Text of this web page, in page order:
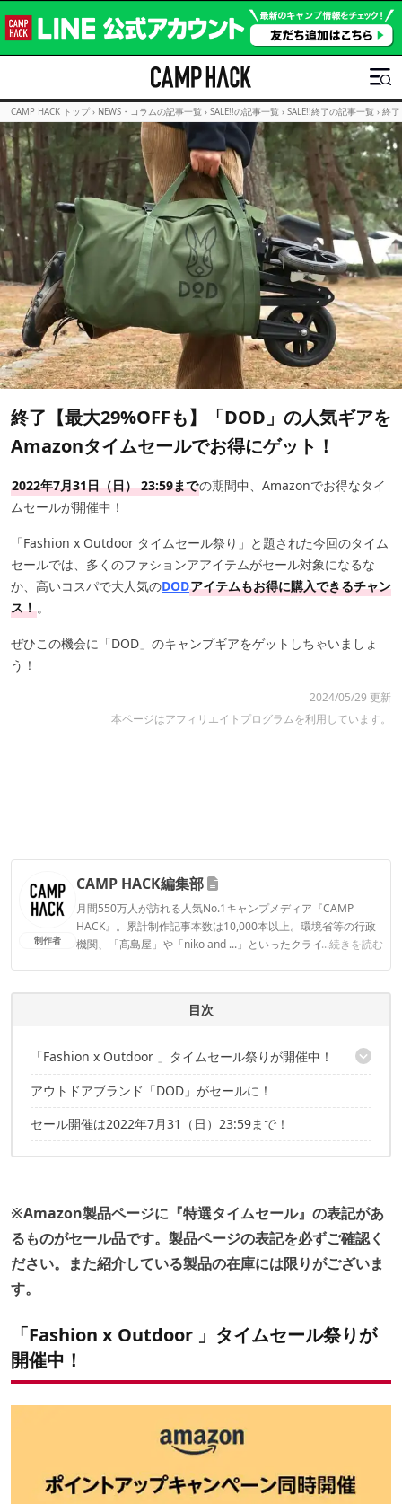
CAMP HACK トップ › NEWS・コラムの記事一覧 › SALE!!の記事一覧 › SALE!!終了の記事一覧 › 終了
終了【最大29%OFFも】「DOD」の人気ギアを
Amazonタイムセールでお得にゲット！
2022年7月31日（日） 23:59までの期間中、Amazonでお得なタイ
ムセールが開催中！
「Fashion x Outdoor タイムセール祭り」と題された今回のタイム
セールでは、多くのファションアアイテムがセール対象になるな
か、高いコスパで大人気のDODアイテムもお得に購入できるチャン
ス！。
ぜひこの機会に「DOD」のキャンプギアをゲットしちゃいましょ
う！
2024/05/29 更新
本ページはアフィリエイトプログラムを利用しています。
制作者
CAMP HACK編集部
月間550万人が訪れる人気No.1キャンプメディア『CAMP
HACK』。累計制作記事本数は10,000本以上。環境省等の行政
機関、「髙島屋」や「niko and ...」といったクライアントとの
...続きを読む
CAMP HACK編集部のプロフィール
目次
「Fashion x Outdoor 」タイムセール祭りが開催中！
「DOD」のアウトドアギアが登場！
アウトドアブランド「DOD」がセールに！
セール開催は2022年7月31（日）23:59まで！
※Amazon製品ページに『特選タイムセール』の表記があ
るものがセール品です。製品ページの表記を必ずご確認く
ださい。また紹介している製品の在庫には限りがございま
す。
「Fashion x Outdoor 」タイムセール祭りが
開催中！